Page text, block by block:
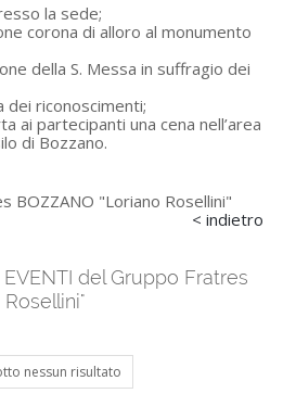
la sede;
corona di alloro al monumento
della S. Messa in suffragio dei
dei riconoscimenti;
ai partecipanti una cena nell’area
di Bozzano.
BOZZANO "Loriano Rosellini"
< indietro
del Gruppo Fratres
nessun risultato